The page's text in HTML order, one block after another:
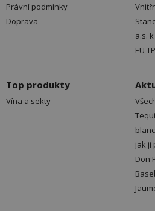
Právní podmínky
Doprava
a.s.
EU
Top produkty
Vína a sekty
jak ji
Don